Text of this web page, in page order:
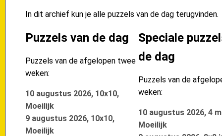
In dit archief kun je alle puzzels van de dag terugvinden.
Puzzels van de dag
Puzzels van de afgelopen twee
weken:
10 augustus 2026, 10x10,
Moeilijk
9 augustus 2026, 10x10,
Moeilijk
Speciale
de dag
Puzzels van de
weken:
10 augustus 2026, 4
Moeilijk